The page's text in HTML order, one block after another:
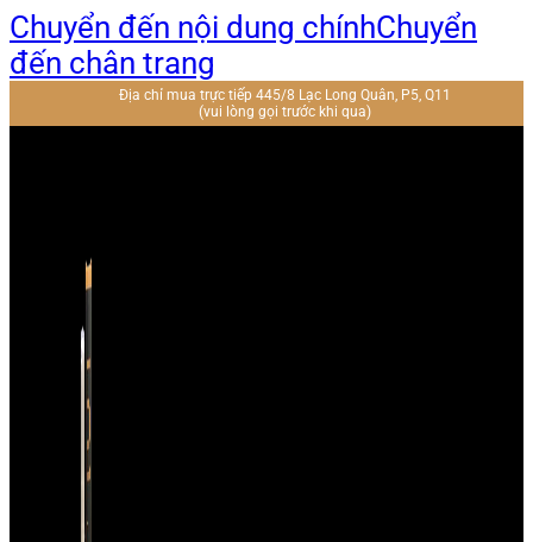
Chuyển đến nội dung chínhChuyển
đến chân trang
Địa chỉ mua trực tiếp 445/8 Lạc Long Quân, P5, Q11
(vui lòng gọi trước khi qua)